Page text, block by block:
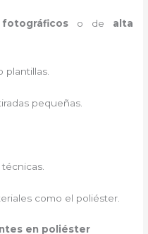
o de alta
plantillas.
pequeñas.
como el poliéster.
en poliéster